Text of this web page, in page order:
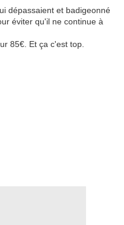
dépassaient et badigeonné
éviter qu'il ne continue à
85€. Et ça c'est top.